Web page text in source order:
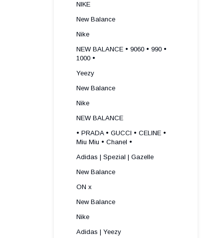
NIKE
New Balance
Nike
NEW BALANCE • 9060 • 990 •
1000 •
Yeezy
New Balance
Nike
NEW BALANCE
• PRADA • GUCCI • CELINE •
Miu Miu • Chanel •
Adidas | Spezial | Gazelle
New Balance
ON x
New Balance
Nike
Adidas | Yeezy